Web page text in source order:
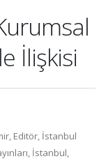
İlişkisi
Editör, İstanbul
İstanbul,